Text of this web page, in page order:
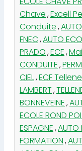
Chave,Excell
Conduite,
FNEC,AUTO
PRADO,ECE,
CONDUITE,
CIEL,ECF Tellene
LAMBERT,
BONNEVEINE,
ECOLE ROND
ESPAGNE,AUTO
FORMATION,